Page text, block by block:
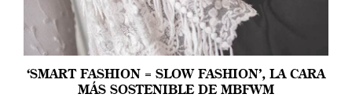
‘SMART FASHION = SLOW FASHION’, LA CARA
MÁS SOSTENIBLE DE MBFWM